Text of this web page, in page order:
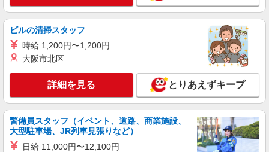
キープ 詳細を見る
麺家ふくふく
一般：時給1,080円〜 ★頑張りにより昇給あ
り！
茨城県日立市川尻町3-24-10 （ダイエー日立店
さん敷地内）
キープ 詳細を見る
ビルの清掃スタッフ
時給 1,200円〜1,200円
大阪市北区
詳細を見る とりあえずキープ
警備員スタッフ（イベント、道路、商業施設、
大型駐車場、JR列車見張りなど）
日給 11,000円〜12,100円